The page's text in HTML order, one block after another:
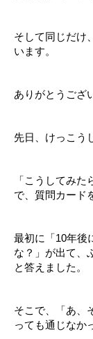
そして同じだけ
います。
ありがとうござ
先日、けっこう
「こうしてみ
で、質問カード
最初に「10年後
な？」が出て、
と答えました。
そこで、「あ、
っても通じなか